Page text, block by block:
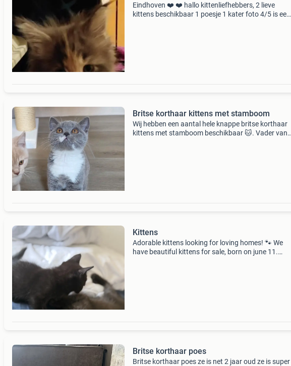
Eindhoven ❤️ ❤️ hallo kittenliefhebbers, 2 lieve
kittens beschikbaar 1 poesje 1 kater foto 4/5 is een
Britse korthaar kittens met stamboom
Wij hebben een aantal hele knappe britse korthaar
kittens met stamboom beschikbaar 🐱. Vader van
Kittens
Adorable kittens looking for loving homes! 🐾 We
have beautiful kittens for sale, born on june 11.
Britse korthaar poes
Britse korthaar poes ze is net 2 jaar oud ze is super